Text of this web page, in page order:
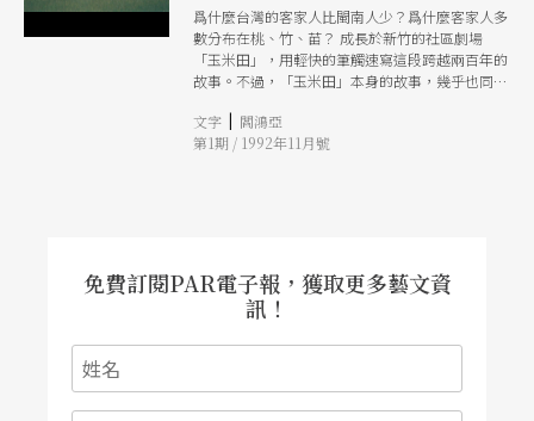
爲什麼台灣的客家人比閩南人少？爲什麼客家人多
數分布在桃、竹、苗？ 成長於新竹的社區劇場
「玉米田」，用輕快的筆觸速寫這段跨越兩百年的
故事。不過，「玉米田」本身的故事，幾乎也同樣
車庫中。那時，她從藝術學院戲劇系畢業不過兩年
半，已做過魔奇與屏風的舞台設計、希爾特布景公
演，有的就在家中車庫。爲什麽選擇車庫？她説：
「因爲簡單，因爲便宜，一、兩萬元就可以做一齣
戲。」 拮据度日的小劇團今年得到了文建會的補
文字 | 閻鴻亞
第1期 / 1992年11月號
免費訂閱PAR電子報，獲取更多藝文資
訊！